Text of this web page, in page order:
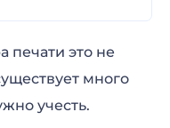
печати это не
много
учесть.